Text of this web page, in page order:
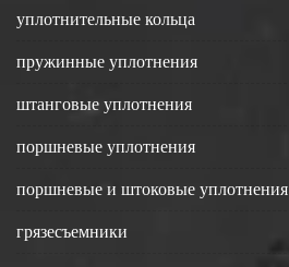
уплотнительные кольца
пружинные уплотнения
штанговые уплотнения
поршневые уплотнения
поршневые и штоковые уплотнения
грязесъемники